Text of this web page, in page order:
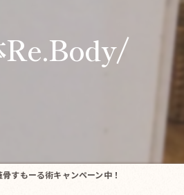
Re.Body/
すもーる術キャンペーン中！